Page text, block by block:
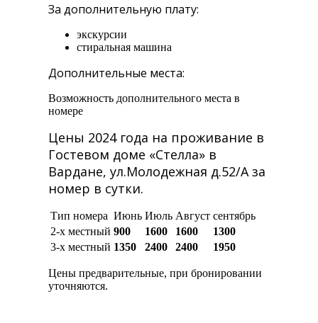
За дополнительную плату:
экскурсии
стиральная машина
Дополнительные места:
Возможность дополнительного места в
номере
Цены 2024 года на проживание в
Гостевом доме «Стелла» в
Вардане, ул.Молодежная д.52/А за
номер в сутки.
Тип номера Июнь Июль Август сентябрь
2-х местный 900 1600 1600
1300
3-х местный 1350 2400 2400 1950
Цены предварительные, при бронировании
уточняются.